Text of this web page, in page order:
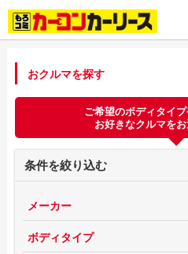
おクルマを探す
ご希望のボディタイプ
お好きなクルマをお
条件を絞り込む
メーカー
ボディタイプ